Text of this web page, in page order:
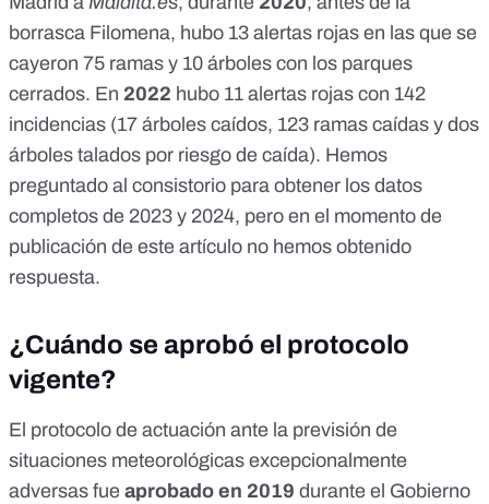
borrasca Filomena, hubo 13 alertas rojas en las que se
cayeron 75 ramas y 10 árboles con los parques
cerrados. En 2022 hubo 11 alertas rojas con 142
incidencias (17 árboles caídos, 123 ramas caídas y dos
árboles talados por riesgo de caída). Hemos
preguntado al consistorio para obtener los datos
completos de 2023 y 2024, pero en el momento de
publicación de este artículo no hemos obtenido
respuesta.
¿Cuándo se aprobó el protocolo
vigente?
El protocolo de actuación ante la previsión de
situaciones meteorológicas excepcionalmente
adversas fue aprobado en 2019 durante el Gobierno